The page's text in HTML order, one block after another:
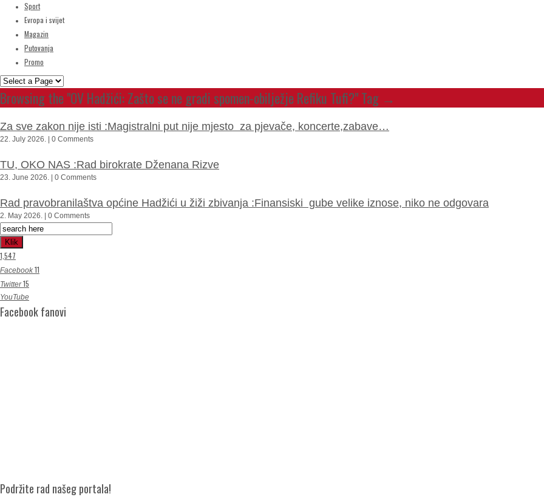
Sport
Evropa i svijet
Magazin
Putovanja
Promo
Browsing the "OV Hadžići: Zašto se ne gradi spomen-obilježje Refiku Tufi?" Tag →
Za sve zakon nije isti :Magistralni put nije mjesto za pjevače, koncerte,zabave…
22. July 2026. | 0 Comments
TU, OKO NAS :Rad birokrate Dženana Rizve
23. June 2026. | 0 Comments
Rad pravobranilaštva općine Hadžići u žiži zbivanja :Finansiski gube velike iznose, niko ne odgovara
2. May 2026. | 0 Comments
Klik
1,547
Facebook 11
Twitter 15
YouTube
Facebook fanovi
Podržite rad našeg portala!